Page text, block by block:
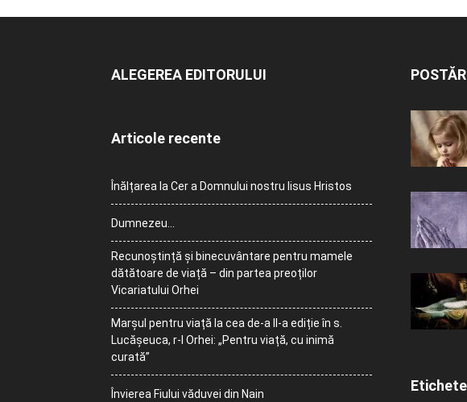
ALEGEREA EDITORULUI
Articole recente
Înălțarea la Cer a Domnului nostru Iisus Hristos
Dumnezeu…
Recunoștință și binecuvântare pentru mamele
dătătoare de viață – din partea preoților
Vicariatului Orhei
Marșul pentru viață la cea de-a II-a ediție în s.
Lucășeuca, r-l Orhei: „Pentru viață, cu inimă
curată”
Învierea Fiului văduvei din Nain Etichete